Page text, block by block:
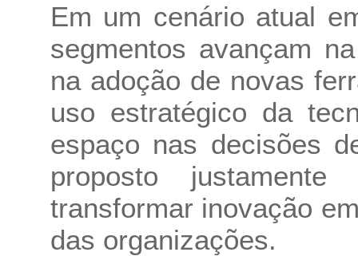
Em um cenário atual
segmentos avançam
na adoção de novas
uso estratégico da
espaço nas decisões
proposto
transformar inovação
das organizações.